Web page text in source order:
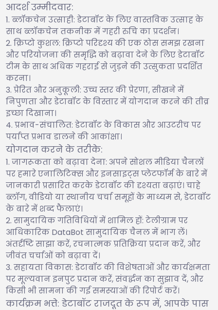
आदर्श उम्मीदवार:
ब्लॉकचेन उत्साही: डेटाबॉट के लिए वास्तविक उत्साह के
साथ ब्लॉकचेन तकनीक में गहरी रुचि का प्रदर्शन।
क्रिप्टो कुशल: क्रिप्टो परिदृश्य की एक ठोस समझ रखना
और परियोजना की समृद्धि को बढ़ावा देने के लिए डेटाबॉट
टीम के साथ अधिक गहराई से जुड़ने की उत्सुकता प्रदर्शित
करना।
प्रेरित और अनुकूली: उच्च स्तर की प्रेरणा, सीखने में
निपुणता और डेटाबॉट के विस्तार में योगदान करने की तीव्र
इच्छा दिखाना।
प्रभाव-संचालित: डेटाबॉट के विकास और आउटरीच पर
पर्याप्त प्रभाव डालने की आकांक्षा।
योगदान करने के तरीके:
जागरूकता को बढ़ावा देना: अपने सोशल मीडिया चैनलों
पर हमारे एनालिटिक्स और इनसाइट्स प्लेटफॉर्म के बारे में
जानकारी प्रसारित करके डेटाबॉट की दृश्यता बढ़ाएं। चाहे
ब्लॉग, वीडियो या स्थानीय चर्चा समूहों के माध्यम से, डेटाबॉट
के बारे में शब्द फैलाएं।
सामुदायिक गतिविधियों में शामिल हों: टेलीग्राम पर
आधिकारिक DataBot सामुदायिक चैनल में भाग लें।
अंतर्दृष्टि साझा करें, रचनात्मक प्रतिक्रिया प्रदान करें, और
जीवंत चर्चाओं को बढ़ावा दें।
सहायता विकास: डेटाबॉट की विशेषताओं और कार्यक्षमता
पर मूल्यवान इनपुट प्रदान करें, संवर्द्धन का सुझाव दें, और
किसी भी सामना की गई समस्याओं की रिपोर्ट करें।
कार्यक्रम भत्ते: डेटाबॉट राजदूत के रूप में, आपके पास